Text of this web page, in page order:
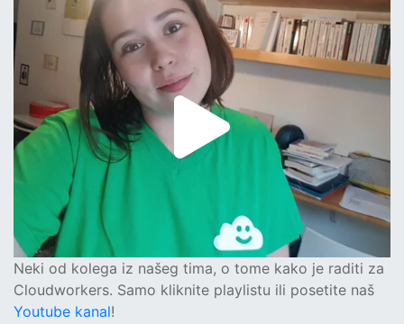
Neki od kolega iz našeg tima, o tome kako je raditi za
Cloudworkers. Samo kliknite playlistu ili posetite naš
Youtube kanal!